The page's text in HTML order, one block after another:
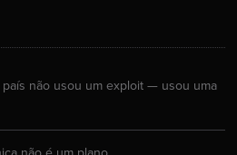
não usou um exploit — usou uma